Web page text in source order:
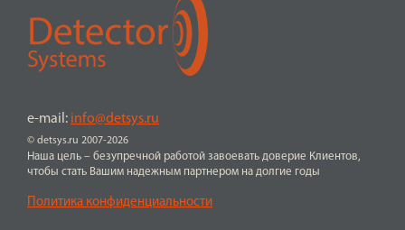
© detsys.ru 2007-2026
e-mail: info@detsys.ru
Наша цель – безупречной работой завоевать доверие Клиентов,
чтобы стать Вашим надежным партнером на долгие годы
Политика конфиденциальности